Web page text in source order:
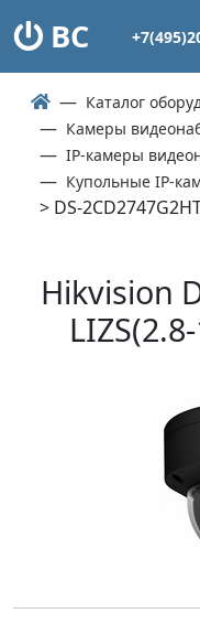
ВС
Каталог
Камеры
IP-камеры
Купольные IP-
> DS-
Hikvision